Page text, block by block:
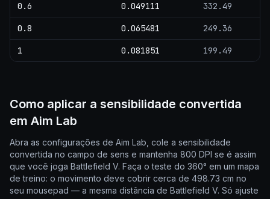
0.6 0.049111 332.49
0.8 0.065481 249.36
1 0.081851 199.49
Como aplicar a sensibilidade convertida
em Aim Lab
Abra as configurações de Aim Lab, cole a sensibilidade
convertida no campo de sens e mantenha 800 DPI se é assim
que você joga Battlefield V. Faça o teste do 360° em um mapa
de treino: o movimento deve cobrir cerca de 498.73 cm no
seu mousepad — a mesma distância de Battlefield V. Só ajuste